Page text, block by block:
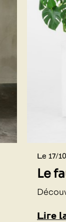
Le 17/
Le
Lire